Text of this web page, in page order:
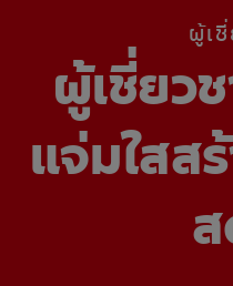
ผู้เ
ผู้เชี่ยว
แจ่มใสส